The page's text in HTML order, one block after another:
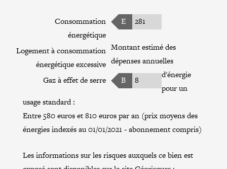
Consommation
énergétique
E 281
Logement à consommation
énergétique excessive
Gaz à effet de serre
B 8
Montant estimé des
dépenses annuelles
d'énergie
pour un
usage standard :
Entre 580 euros et 810 euros par an (prix moyens des
énergies indexés au 01/01/2021 - abonnement compris)
Les informations sur les risques auxquels ce bien est